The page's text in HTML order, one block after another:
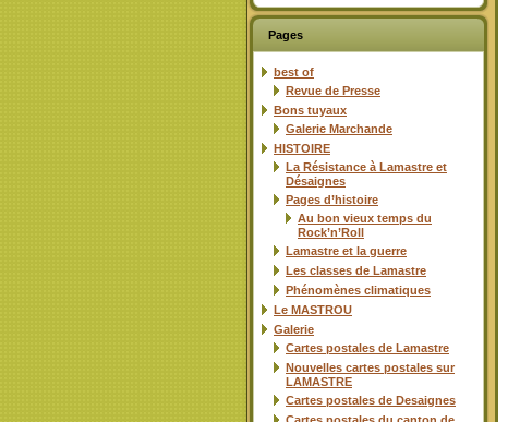
Pages
best of
Revue de Presse
Bons tuyaux
Galerie Marchande
HISTOIRE
La Résistance à Lamastre et
Désaignes
Pages d’histoire
Au bon vieux temps du
Rock’n’Roll
Lamastre et la guerre
Les classes de Lamastre
Phénomènes climatiques
Le MASTROU
Galerie
Cartes postales de Lamastre
Nouvelles cartes postales sur
LAMASTRE
Cartes postales de Desaignes